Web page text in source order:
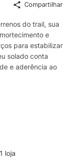
Compartilhar
do trail, sua
e
para estabilizar
solado conta
e aderência ao
loja